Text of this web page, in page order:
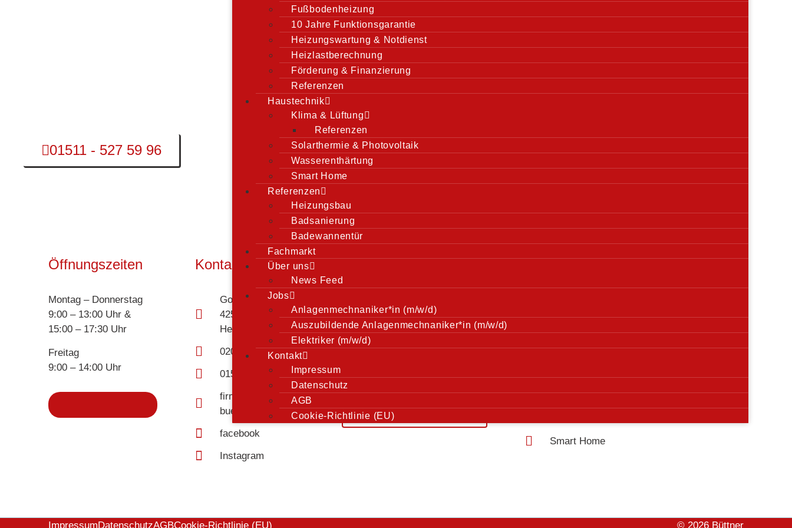
Fußbodenheizung
10 Jahre Funktionsgarantie
Heizungswartung & Notdienst
Heizlastberechnung
Förderung & Finanzierung
Referenzen
Haustechnik
Klima & Lüftung
Referenzen
Solarthermie & Photovoltaik
Wasserenthärtung
Smart Home
Referenzen
Heizungsbau
Badsanierung
Badewannentür
Fachmarkt
Über uns
News Feed
Jobs
Anlagenmechnaniker*in (m/w/d)
Auszubildende Anlagenmechnaniker*in (m/w/d)
Elektriker (m/w/d)
Kontakt
Impressum
Datenschutz
AGB
Cookie-Richtlinie (EU)
Ihre Heizung streikt an einem frostigen Wintertag
Ihr Keller steht an einem Feiertag unter Wasser
Sie haben einen sonstigen sanitären Notfall
Wir bieten unseren Wartungs- und Stammkunden einen Notdienst an.
Sie ereichen unser Notdienst-Monteur unter der Rufnummer:
01511 - 527 59 96
Öffnungszeiten
Montag – Donnerstag
9:00 – 13:00 Uhr &
15:00 – 17:30 Uhr
Freitag
9:00 – 14:00 Uhr
Kontaktdaten
Gohrstr. 10 •
42579
Heiligenhaus
02056 - 96 15 40
01511 - 527 59 96
firma@w-
buettner.de
facebook
Instagram
Smart Home
Lüftung
Förderung &
Finanzierung
Jobs
Impressum DatenschutzAGBCookie-Richtlinie (EU) © 2026 Büttner